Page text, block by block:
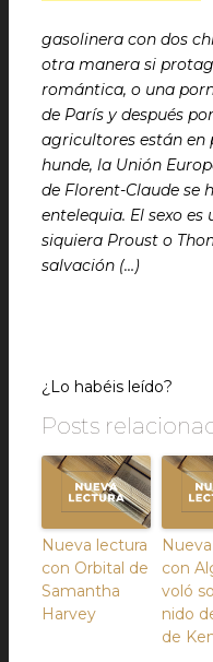
gasolinera con dos
otra manera si
romántica, o una
de París y después
agricultores están en
hunde, la Unión
de Florent-Claude se
entelequia. El sexo
siquiera Proust o
salvación (…)
¿Lo habéis leído?
Posts
Nueva lectura
con Orbital de
Samantha
Harvey
con
voló
nido
de